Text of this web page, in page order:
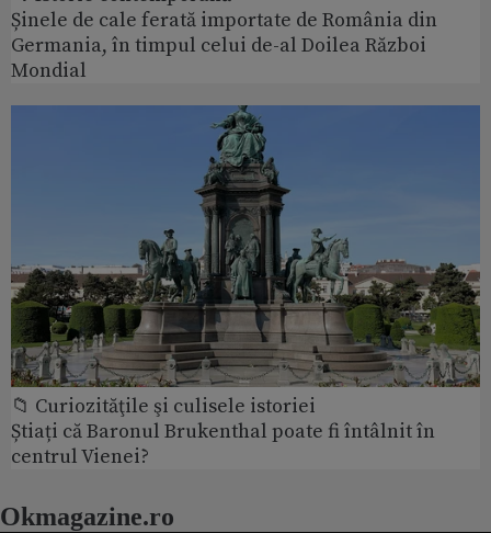
Șinele de cale ferată importate de România din
Germania, în timpul celui de-al Doilea Război
Mondial
📁 Curiozităţile şi culisele istoriei
Știați că Baronul Brukenthal poate fi întâlnit în
centrul Vienei?
Okmagazine.ro